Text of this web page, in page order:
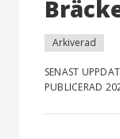
Arkiverad
SENAST
PUBLICERAD